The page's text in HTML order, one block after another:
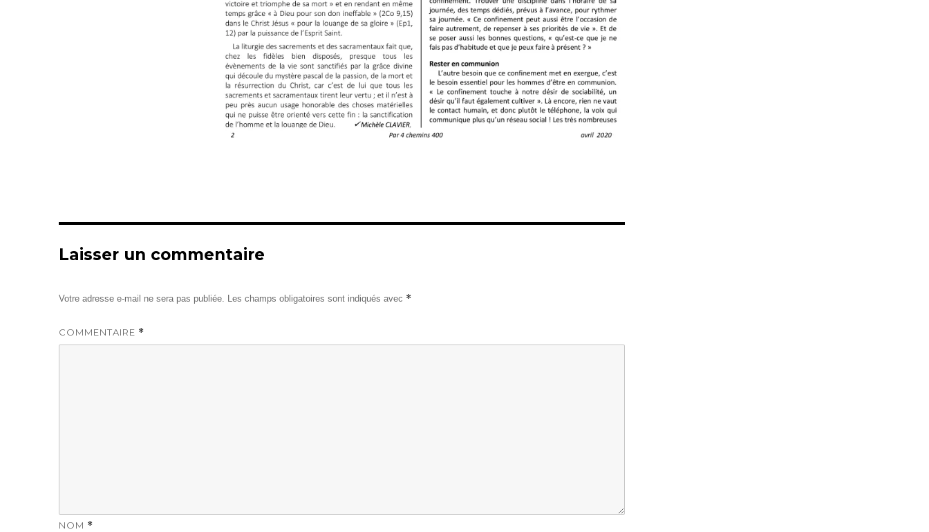
Laisser un commentaire
Votre adresse e-mail ne sera pas publiée. Les champs obligatoires sont indiqués avec *
COMMENTAIRE *
NOM *